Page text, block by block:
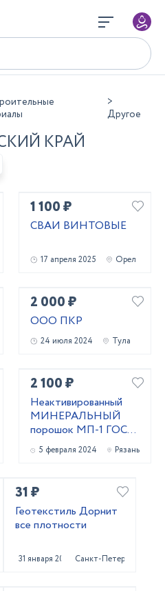
Другое
КРАЙ
1 100 ₽
СВАИ ВИНТОВЫЕ
17 апреля 2025 Орел
2 000 ₽
ООО ПКР
24 июля 2024 Тула
2 100 ₽
Неактивированный
МИНЕРАЛЬНЫЙ
порошок МП-1 ГОСТ
52129-03 и МП-2
ГОСТ 32761-14
5 февраля 2024 Рязань
31 ₽
Геотекстиль Дорнит
все плотности
31 января 2024 Санкт-Петербург